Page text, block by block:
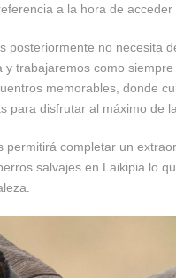
a la hora de
posteriormente no necesita
trabajaremos como
memorables, donde
para disfrutar al máximo de
permitirá completar un
salvajes en Laikipia lo